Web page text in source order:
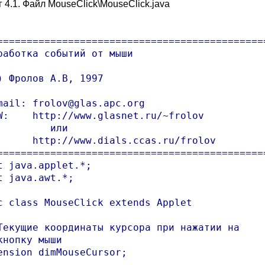
4.1. Файл MouseClick\MouseClick.java
событий от мыши
А.В, 1997
frolov@glas.apc.org
http://www.glasnet.ru/~frolov
или
http://www.dials.ccas.ru/frolov
java.applet.*;
java.awt.*;
class MouseClick extends Applet
координаты курсора при нажатии на
мыши
dimMouseCursor;